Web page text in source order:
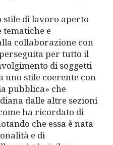
di lavoro aperto
tematiche e
collaborazione con
per tutto il
di soggetti
uno stile coerente con
pubblica» che
dalle altre sezioni
ha ricordato di
che essa è nata
e di